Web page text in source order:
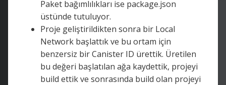
Paket bağımlılıkları ise package.json
üstünde tutuluyor.
Proje geliştirildikten sonra bir Local
Network başlattık ve bu ortam için
benzersiz bir Canister ID ürettik. Üretilen
bu değeri başlatılan ağa kaydettik, projeyi
build ettik ve sonrasında build olan projeyi